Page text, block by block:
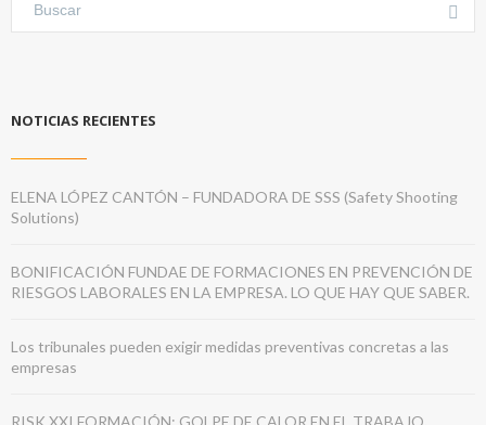
NOTICIAS RECIENTES
ELENA LÓPEZ CANTÓN – FUNDADORA DE SSS (Safety Shooting
Solutions)
BONIFICACIÓN FUNDAE DE FORMACIONES EN PREVENCIÓN DE
RIESGOS LABORALES EN LA EMPRESA. LO QUE HAY QUE SABER.
Los tribunales pueden exigir medidas preventivas concretas a las
empresas
RISK XXI FORMACIÓN: GOLPE DE CALOR EN EL TRABAJO.